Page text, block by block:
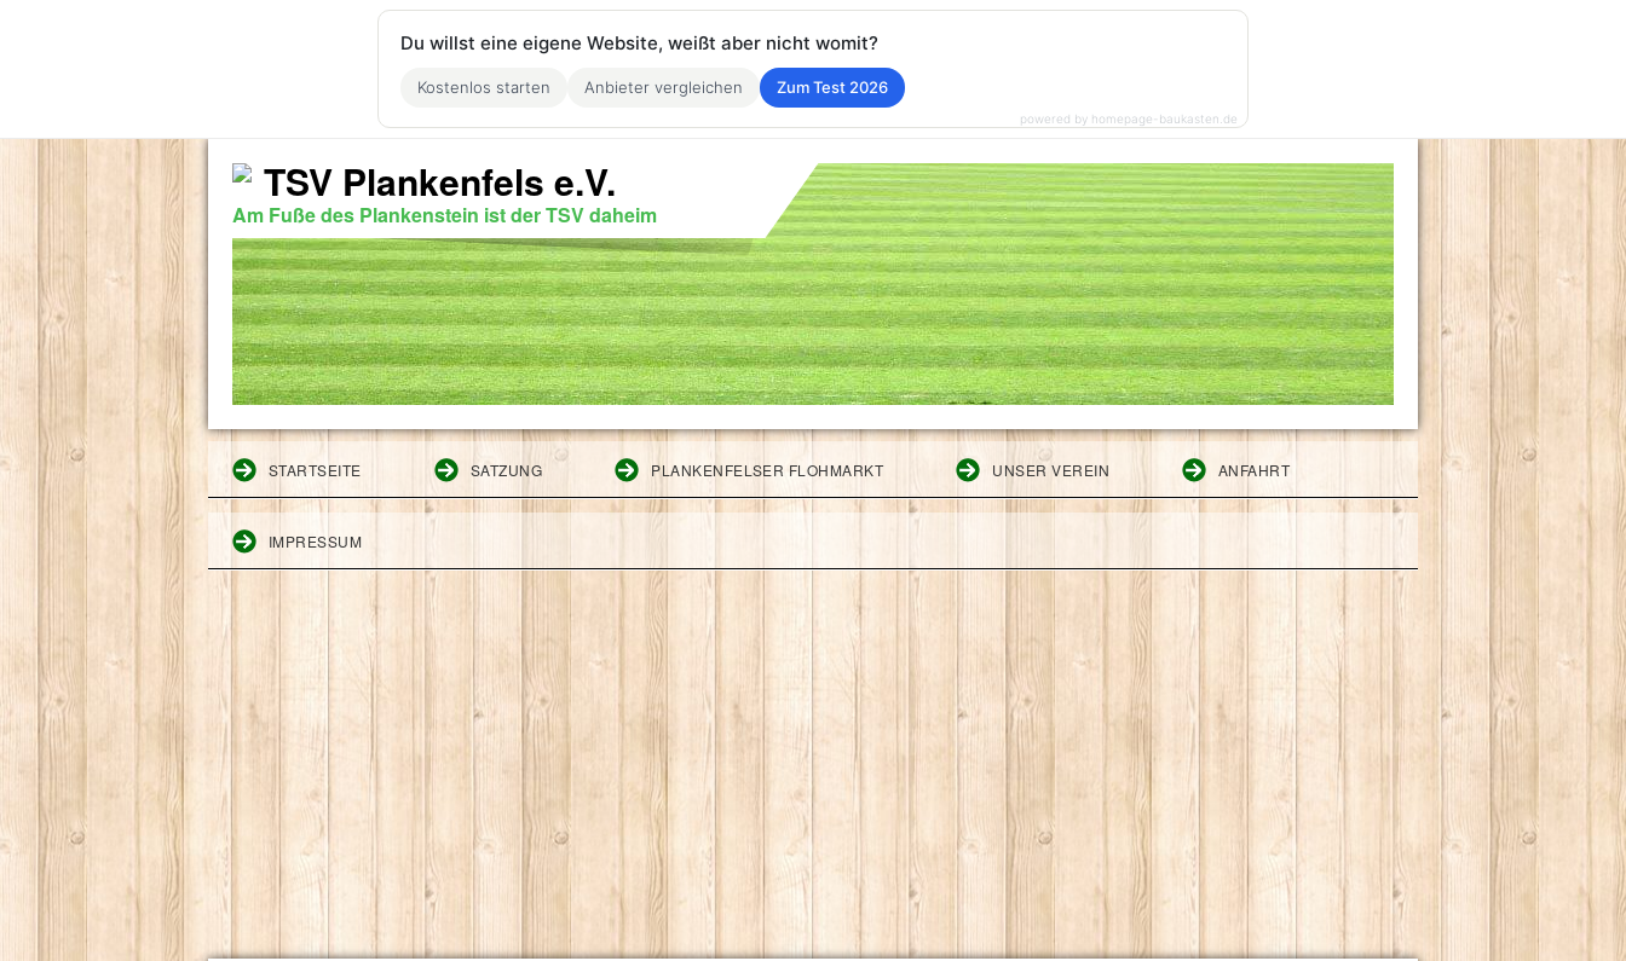
TSV Plankenfels e.V.
Am Fuße des Plankenstein ist der TSV daheim
STARTSEITE SATZUNG PLANKENFELSER FLOHMARKT UNSER VEREIN ANFAHRT
IMPRESSUM
Du willst eine eigene Website, weißt aber nicht womit?
Kostenlos starten Anbieter vergleichen Zum Test 2026
powered by homepage-baukasten.de